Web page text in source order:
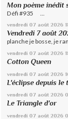
Mon poème inédit
Défi #935 ...
vendredi 07 août 2026
Vendredi 7 août
planche je bosse, je
vendredi 07 août 2026
Cotton Queen
vendredi 07 août 2026
L'éclipse depuis le
vendredi 07 août 2026
Le Triangle d'or
vendredi 07 août 2026